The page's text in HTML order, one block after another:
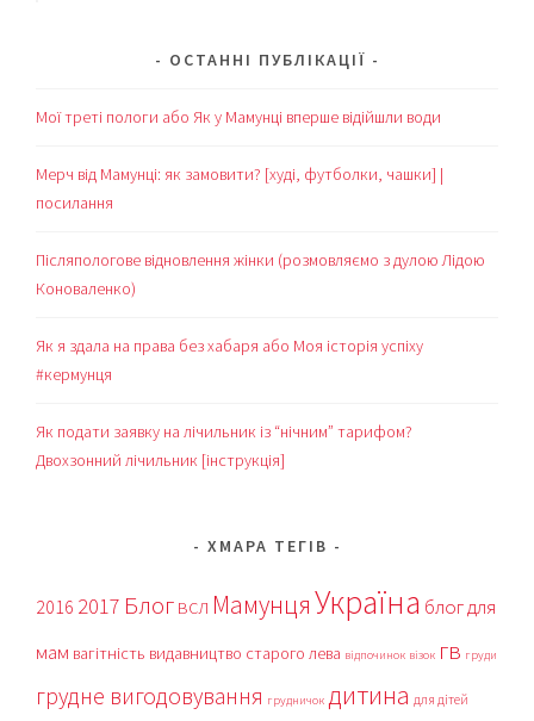
ОСТАННІ ПУБЛІКАЦІЇ
Мої треті пологи або Як у Мамунці вперше відійшли води
Мерч від Мамунці: як замовити? [худі, футболки, чашки] |
посилання
Післяпологове відновлення жінки (розмовляємо з дулою Лідою
Коноваленко)
Як я здала на права без хабаря або Моя історія успіху
#кермунця
Як подати заявку на лічильник із “нічним” тарифом?
Двохзонний лічильник [інструкція]
ХМАРА ТЕГІВ
2016 2017 Блог ВСЛ МамунцяУкраїна блог для
мам вагітність видавництво старого лева відпочинок візок гв груди
грудне вигодовування грудничок дитина для дітей